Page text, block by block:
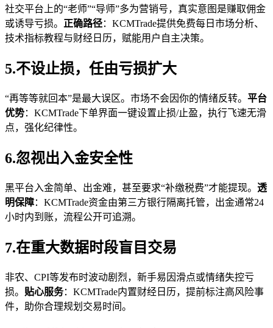
社交平台上的“老师”“导师”多为营销号，真实意图是赚取佣金
或诱导亏损。 正确路径：KCMTrade提供免费每日市场分析、
技术指标教程与财经日历，赋能用户自主决策。
5.不设止损，任由亏损扩大
“再等等就回本”是最大误区。市场不会因你的情绪反转。 平台
优势：KCMTrade下单界面一键设置止损/止盈，执行飞速无滑
点，强化纪律性。
6.忽视出入金安全性
黑平台入金简单、出金难，甚至要求“补缴税费”才能提现。 透
明保障：KCMTrade资金由第三方银行隔离托管，出金通常24
小时内到账，流程公开可追溯。
7.在重大数据时段盲目交易
非农、CPI等发布时波动剧烈，新手易因滑点或情绪失控亏
损。 贴心服务：KCMTrade内置财经日历，提前标注高风险事
件，助你合理规划交易时间。